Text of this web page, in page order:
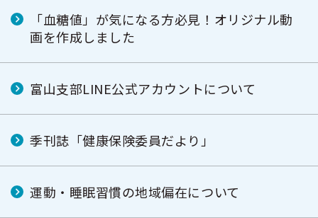
「血糖値」が気になる方必見！オリジナル動
画を作成しました
富山支部LINE公式アカウントについて
季刊誌「健康保険委員だより」
運動・睡眠習慣の地域偏在について